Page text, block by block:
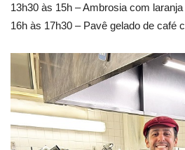
13h30 às 15h – Ambrosia com laranja
16h às 17h30 – Pavê gelado de café